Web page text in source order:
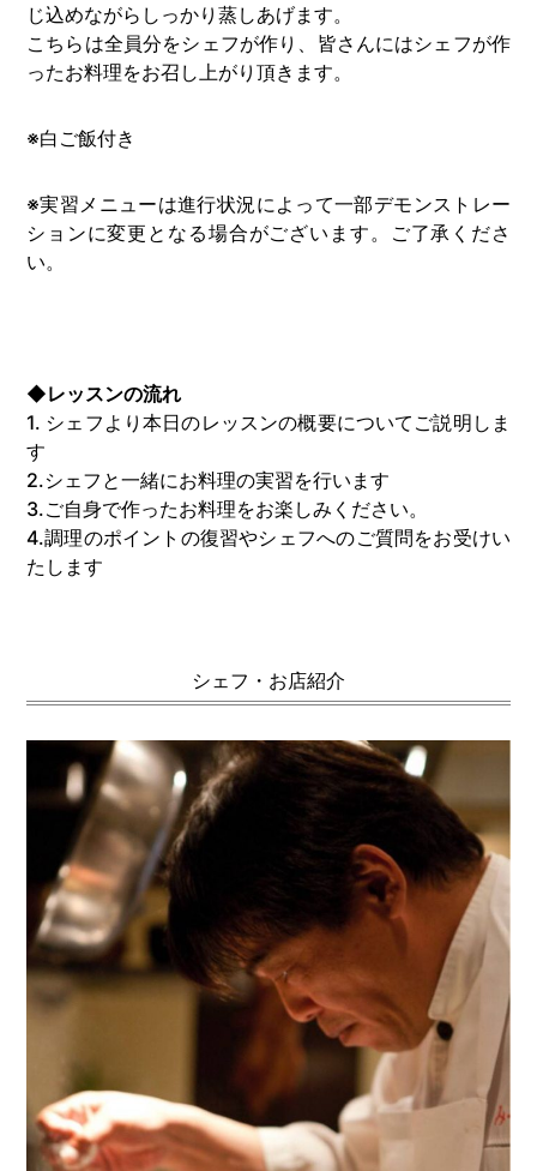
じ込めながらしっかり蒸しあげます。
こちらは全員分をシェフが作り、皆さんにはシェフが作
ったお料理をお召し上がり頂きます。
※白ご飯付き
※実習メニューは進行状況によって一部デモンストレー
ションに変更となる場合がございます。ご了承くださ
い。
◆レッスンの流れ
1. シェフより本日のレッスンの概要についてご説明しま
す
2.シェフと一緒にお料理の実習を行います
3.ご自身で作ったお料理をお楽しみください。
4.調理のポイントの復習やシェフへのご質問をお受けい
たします
シェフ・お店紹介